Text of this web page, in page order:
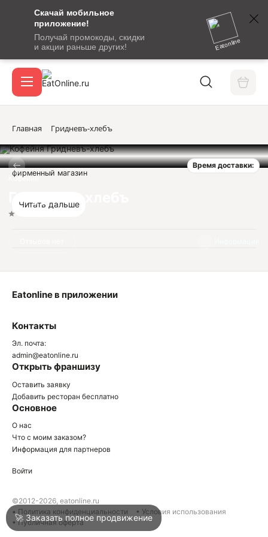
Скачай мобильное
приложение!
Получай промокоды, скидки
и акции раньше других!
Eatonline
сообщение
кодом
подтверждения
Вход / регистрация
Акции
Войти
Написать в техподдержку
Главная Гридневъ-хлебъ
Время доставки:
Кофейня
Гридневъ-хлебъ
фирменный магазин
Читать дальше
Контакты
Эл. почта:
admin@eatonline.ru
Открыть франшизу
Оставить заявку
Добавить ресторан бесплатно
Основное
О нас
Что с моим заказом?
Информация для партнеров
Eatonline в приложении
Войти
©2012-2026, eatonline.ru
• Политика конфиденциальности
• Условия использования
• Публичная оферта
🚀 Заказать полное продвижение